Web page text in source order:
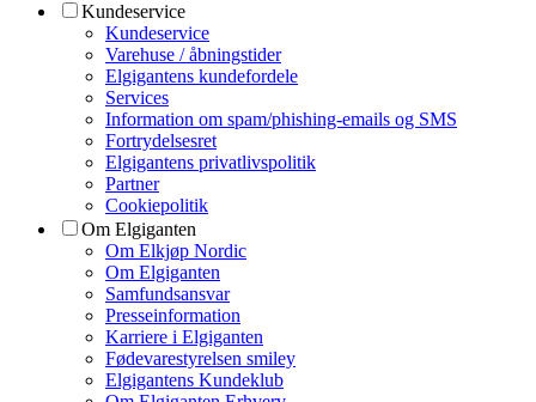
Kundeservice
Kundeservice
Varehuse / åbningstider
Elgigantens kundefordele
Services
Information om spam/phishing-emails og SMS
Fortrydelsesret
Elgigantens privatlivspolitik
Partner
Cookiepolitik
Om Elgiganten
Om Elkjøp Nordic
Om Elgiganten
Samfundsansvar
Presseinformation
Karriere i Elgiganten
Fødevarestyrelsen smiley
Elgigantens Kundeklub